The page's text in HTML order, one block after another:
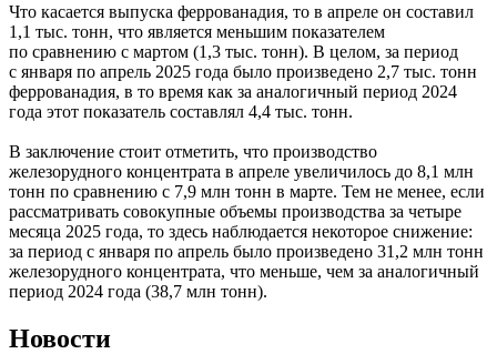
Что касается выпуска феррованадия, то в апреле он составил
1,1 тыс. тонн, что является меньшим показателем
по сравнению с мартом (1,3 тыс. тонн). В целом, за период
с января по апрель 2025 года было произведено 2,7 тыс. тонн
феррованадия, в то время как за аналогичный период 2024
года этот показатель составлял 4,4 тыс. тонн.
В заключение стоит отметить, что производство
железорудного концентрата в апреле увеличилось до 8,1 млн
тонн по сравнению с 7,9 млн тонн в марте. Тем не менее, если
рассматривать совокупные объемы производства за четыре
месяца 2025 года, то здесь наблюдается некоторое снижение:
за период с января по апрель было произведено 31,2 млн тонн
железорудного концентрата, что меньше, чем за аналогичный
период 2024 года (38,7 млн тонн).
Новости